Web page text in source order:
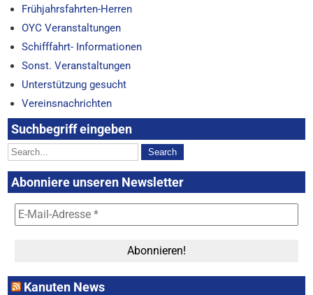
Frühjahrsfahrten-Herren
OYC Veranstaltungen
Schifffahrt- Informationen
Sonst. Veranstaltungen
Unterstützung gesucht
Vereinsnachrichten
Suchbegriff eingeben
Abonniere unseren Newsletter
Kanuten News